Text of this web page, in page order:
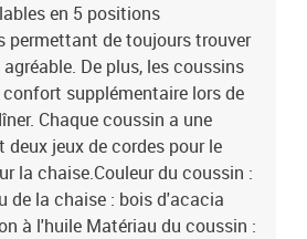
en 5 positions
permettant de toujours trouver
De plus, les coussins
supplémentaire lors de
Chaque coussin a une
deux jeux de cordes pour le
la chaise.Couleur du coussin :
de la chaise : bois d'acacia
à l'huile Matériau du coussin :